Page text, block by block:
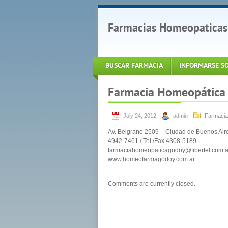
Farmacias Homeopaticas
BUSCAR FARMACIA INFORMARSE
Farmacia
July 24, 2012 admin Farmacia
Av. Belgrano 2509 – Ciudad de Buenos
4942-7461 / Tel./Fax 4308-5189
www.homeofarmagodoy.com.ar
Comments are currently closed.